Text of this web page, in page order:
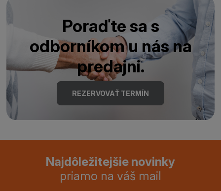
Poraďte sa s
odborníkom u nás na
predajni.
REZERVOVAŤ TERMÍN
Najdôležitejšie novinky
priamo na váš mail